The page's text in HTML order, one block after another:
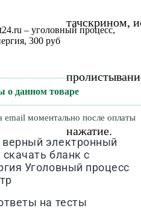
тачскрином,
нажатие.
– уголовный процесс,
300 руб
о данном товаре
email моментально после оплаты
электронный
бланк с
Уголовный процесс
на тесты